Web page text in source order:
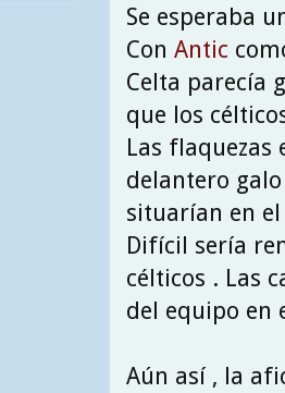
Se esperaba
Con Antic
Celta parecía
que los
Las flaquezas
delantero
situarían en
Difícil sería
célticos . Las
del equipo en
Aún así , la